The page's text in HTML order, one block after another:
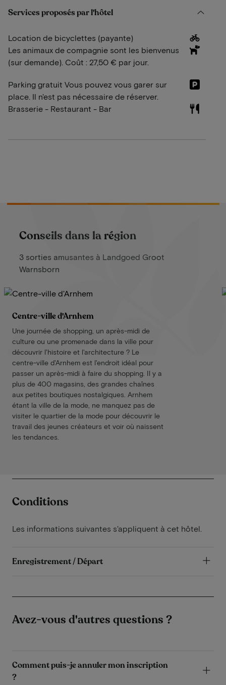
Services proposés par l'hôtel
Location de bicyclettes (payante)
Les animaux de compagnie sont les bienvenus
(sur demande). Coût : 27,50 € par jour.
Parking gratuit Vous pouvez vous garer sur
place. Il n'est pas nécessaire de réserver.
Brasserie - Restaurant - Bar
Conseils dans la région
3 sorties amusantes à Landgoed Groot
Warnsborn
Centre-ville d'Arnhem
Une journée de shopping, un après-midi de
culture ou une promenade dans la ville pour
découvrir l'histoire et l'architecture ? Le
centre-ville d'Arnhem est l'endroit idéal pour
passer un après-midi à faire du shopping. Il y a
plus de 400 magasins, des grandes chaînes
aux petites boutiques nostalgiques. Arnhem
étant la ville de la mode, ne manquez pas de
visiter le quartier de la mode pour découvrir le
travail des jeunes créateurs et voir où naissent
les tendances.
Conditions
Les informations suivantes s'appliquent à cet hôtel.
Enregistrement / Départ
Avez-vous d'autres questions ?
Comment puis-je annuler mon inscription
?